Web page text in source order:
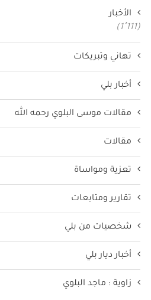
الأخبار
(1٬111)
تهاني وتبريكات
أخبار بلي
مقالات موسى البلوي رحمه الله
مقالات
تعزية ومواساة
تقارير ومتابعات
شخصيات من بلي
أخبار ديار بلي
زاوية : ماجد البلوي